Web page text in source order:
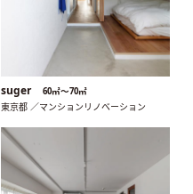
suger 60㎡〜70㎡
東京都 ／マンションリノベーション